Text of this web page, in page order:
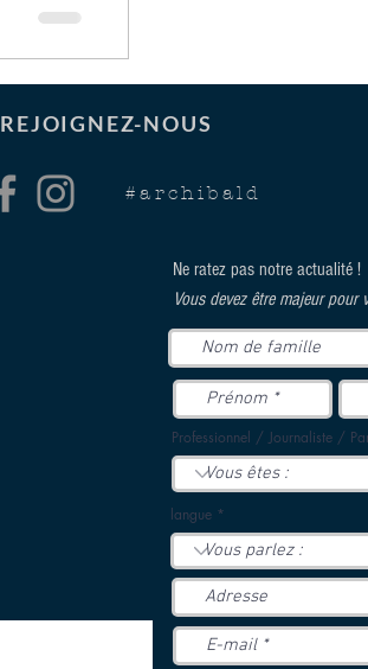
REJOIGNEZ-NOUS
#archibald
Ne ratez pas notre actualité !
Vous devez être majeur pour
Professionnel / Journaliste /
langue